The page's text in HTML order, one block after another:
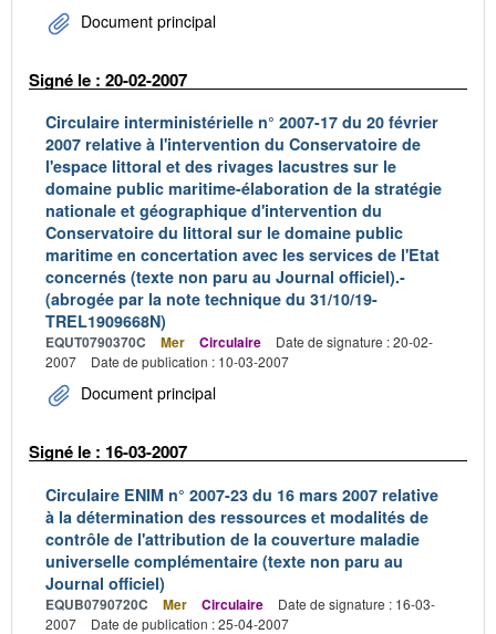
Document principal
Signé le : 20-02-2007
Circulaire interministérielle n° 2007-17 du 20 février
2007 relative à l'intervention du Conservatoire de
l'espace littoral et des rivages lacustres sur le
domaine public maritime-élaboration de la stratégie
nationale et géographique d'intervention du
Conservatoire du littoral sur le domaine public
maritime en concertation avec les services de l'Etat
concernés (texte non paru au Journal officiel).-
(abrogée par la note technique du 31/10/19-
TREL1909668N)
EQUT0790370C Mer Circulaire
Date de signature : 20-02-
2007
Date de publication : 10-03-2007
Document principal
Signé le : 16-03-2007
Circulaire ENIM n° 2007-23 du 16 mars 2007 relative
à la détermination des ressources et modalités de
contrôle de l'attribution de la couverture maladie
universelle complémentaire (texte non paru au
Journal officiel)
EQUB0790720C Mer Circulaire
Date de signature : 16-03-
2007
Date de publication : 25-04-2007